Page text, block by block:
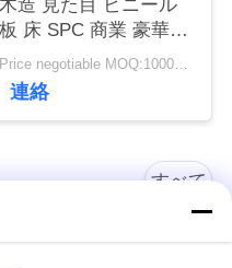
木造 見た目 ビニール
板 床 SPC 商業 豪華
ビニール タイル
Price negotiable MOQ:1000平方メートル
連絡
すべて